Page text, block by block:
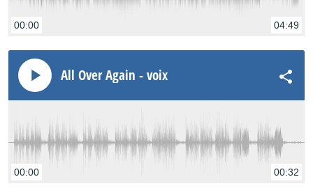
00:00 04:49
All Over Again - voix
00:00 00:32